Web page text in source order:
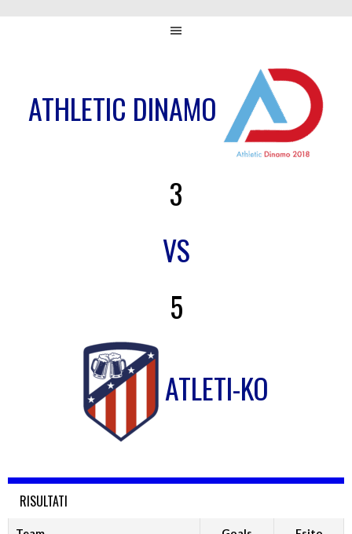
ATHLETIC DINAMO
3
VS
5
ATLETI-KO
RISULTATI